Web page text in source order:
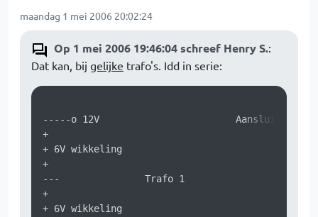
maandag 1 mei 2006 20:02:24
Op 1 mei 2006 19:46:04 schreef Henry S.:
Dat kan, bij gelijke trafo's. Idd in serie:
-----o 12V                        Aansluiting 1
+
+ 6V wikkeling
+
---               Trafo 1
+
+ 6V wikkeling